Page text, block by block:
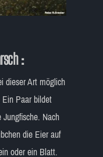
:
dieser Art möglich
Paar bildet
Nach
die Eier auf
oder ein Blatt.